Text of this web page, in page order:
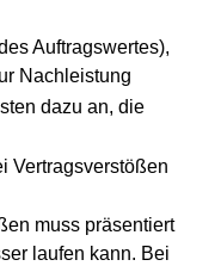
Auftragswertes),
Nachleistung
dazu an, die
Vertragsverstößen
muss präsentiert
laufen kann. Bei